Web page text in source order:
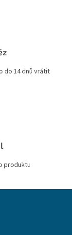
do 14 dnů vrátit
produktu